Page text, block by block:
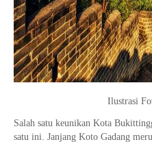
Ilustrasi
Salah satu keunikan Kota
satu ini. Janjang Koto Gadang